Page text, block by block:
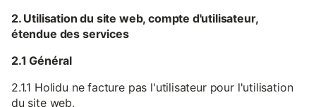
2. Utilisation du site web, compte d'utilisateur,
étendue des services
2.1 Général
2.1.1 Holidu ne facture pas l'utilisateur pour l'utilisation
du site web.